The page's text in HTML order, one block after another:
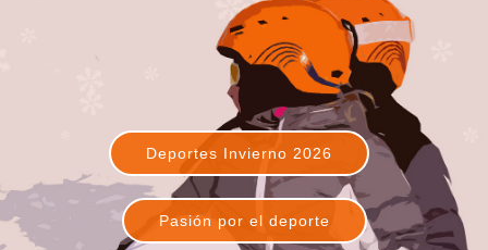
Deportes Invierno 2026
Pasión por el deporte